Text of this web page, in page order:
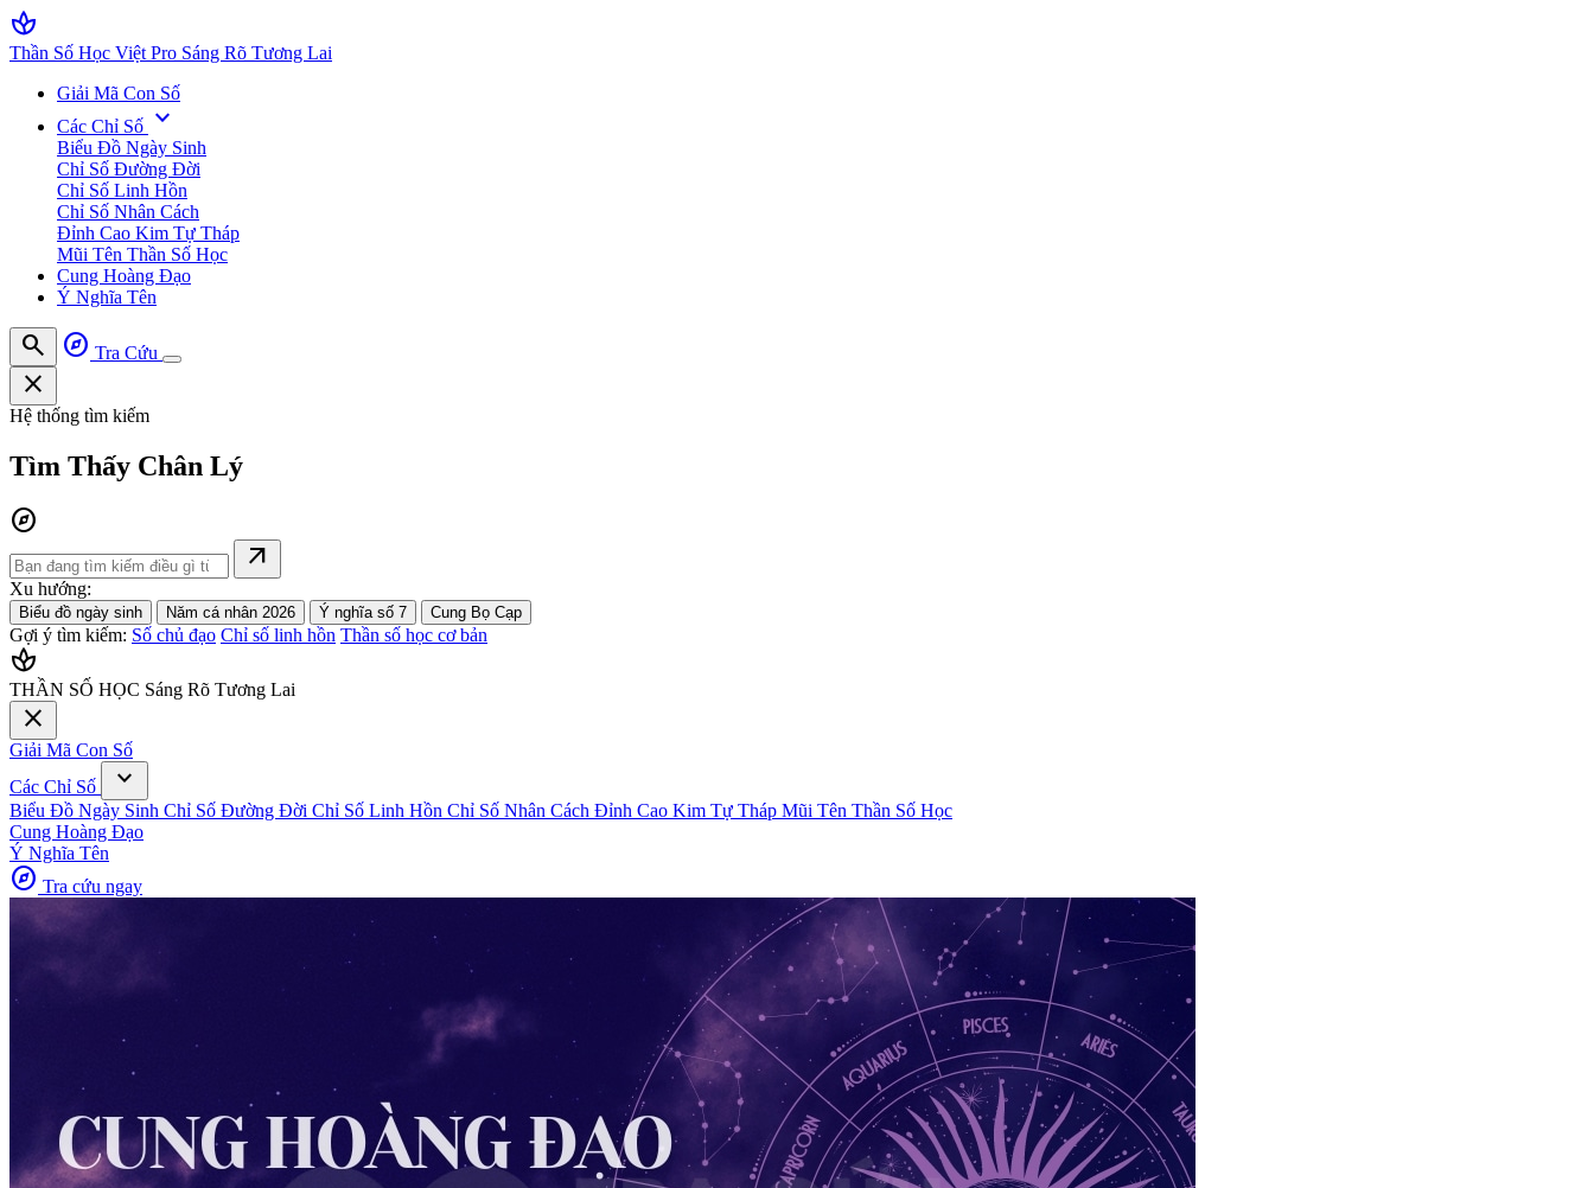
spa
Thần Số Học Việt Pro Sáng Rõ Tương Lai
Giải Mã Con Số
Các Chỉ Số expand_more
Biểu Đồ Ngày Sinh
Chỉ Số Đường Đời
Chỉ Số Linh Hồn
Chỉ Số Nhân Cách
Đỉnh Cao Kim Tự Tháp
Mũi Tên Thần Số Học
Cung Hoàng Đạo
Ý Nghĩa Tên
search explore Tra Cứu
close
Hệ thống tìm kiếm
Tìm Thấy Chân Lý
explore
arrow_outward
Xu hướng:
Biểu đồ ngày sinh Năm cá nhân 2026 Ý nghĩa số 7 Cung Bọ Cạp
Gợi ý tìm kiếm: Số chủ đạo Chỉ số linh hồn Thần số học cơ bản
spa
THẦN SỐ HỌC Sáng Rõ Tương Lai
close
Giải Mã Con Số
Các Chỉ Số
expand_more
Biểu Đồ Ngày Sinh Chỉ Số Đường Đời Chỉ Số Linh Hồn Chỉ Số Nhân Cách Đỉnh Cao Kim Tự Tháp Mũi Tên Thần Số Học
Cung Hoàng Đạo
Ý Nghĩa Tên
explore Tra cứu ngay